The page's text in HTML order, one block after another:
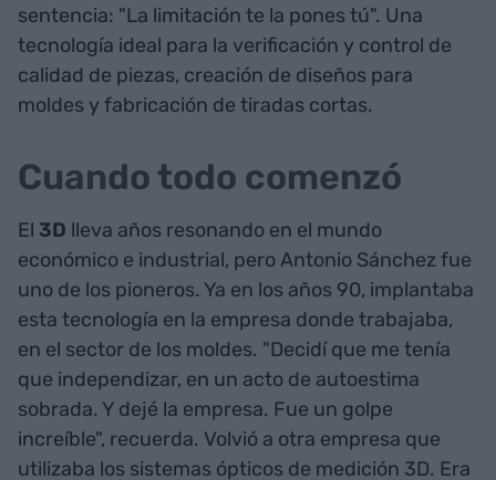
sentencia: "La limitación te la pones tú". Una
tecnología ideal para la verificación y control de
calidad de piezas, creación de diseños para
moldes y fabricación de tiradas cortas.
Cuando todo comenzó
El 3D lleva años resonando en el mundo
económico e industrial, pero Antonio Sánchez fue
uno de los pioneros. Ya en los años 90, implantaba
esta tecnología en la empresa donde trabajaba,
en el sector de los moldes. "Decidí que me tenía
que independizar, en un acto de autoestima
sobrada. Y dejé la empresa. Fue un golpe
increíble", recuerda. Volvió a otra empresa que
utilizaba los sistemas ópticos de medición 3D. Era